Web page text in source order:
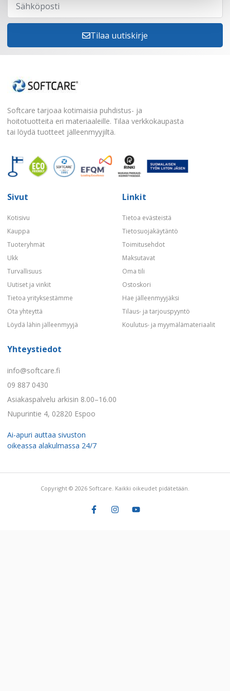
Tilaa uutiskirje
Softcare tarjoaa kotimaisia puhdistus- ja
hoitotuotteita eri materiaaleille. Tilaa verkkokaupasta
tai löydä tuotteet jälleenmyyjiltä.
Sivut
Kotisivu
Kauppa
Tuoteryhmät
Ukk
Turvallisuus
Uutiset ja vinkit
Tietoa yrityksestämme
Ota yhteyttä
Löydä lähin jälleenmyyjä
Linkit
Tietoa evästeistä
Tietosuojakäytäntö
Toimitusehdot
Maksutavat
Oma tili
Ostoskori
Hae jälleenmyyjäksi
Tilaus- ja tarjouspyyntö
Koulutus- ja myymälämateriaalit
Yhteystiedot
info@softcare.fi
09 887 0430
Asiakaspalvelu arkisin 8.00–16.00
Nupurintie 4, 02820 Espoo
Ai-apuri auttaa sivuston
oikeassa alakulmassa 24/7
Copyright © 2026 Softcare. Kaikki oikeudet pidätetään.